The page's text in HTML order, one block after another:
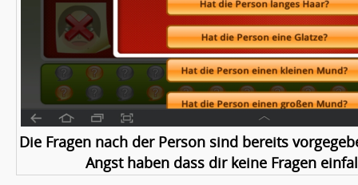
Die Fragen nach der Person sind bereits
Angst haben dass dir keine Fragen